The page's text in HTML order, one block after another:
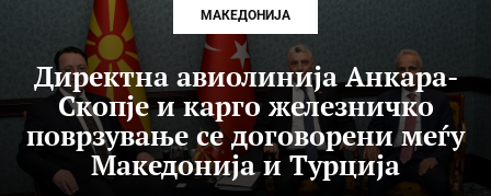
МАКЕДОНИЈА
Директна авиолинија Анкара-
Скопје и карго железничко
поврзување се договорени меѓу
Македонија и Турција